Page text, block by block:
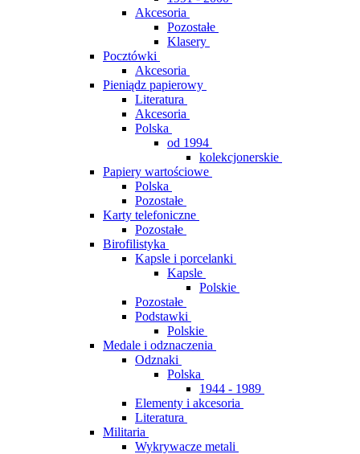
Akcesoria
Pozostałe
Klasery
Pocztówki
Akcesoria
Pieniądz papierowy
Literatura
Akcesoria
Polska
od 1994
kolekcjonerskie
Papiery wartościowe
Polska
Pozostałe
Karty telefoniczne
Pozostałe
Birofilistyka
Kapsle i porcelanki
Kapsle
Polskie
Pozostałe
Podstawki
Polskie
Medale i odznaczenia
Odznaki
Polska
1944 - 1989
Elementy i akcesoria
Literatura
Militaria
Wykrywacze metali